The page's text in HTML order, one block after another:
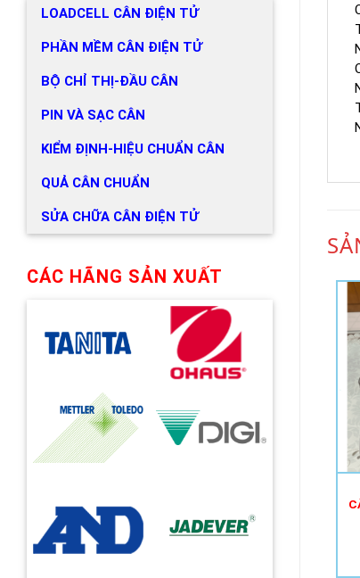
LOADCELL CÂN ĐIỆN TỬ
PHẦN MỀM CÂN ĐIỆN TỬ
BỘ CHỈ THỊ-ĐẦU CÂN
PIN VÀ SẠC CÂN
KIỂM ĐỊNH-HIỆU CHUẨN CÂN
QUẢ CÂN CHUẨN
SỬA CHỮA CÂN ĐIỆN TỬ
CÁC HÃNG SẢN XUẤT